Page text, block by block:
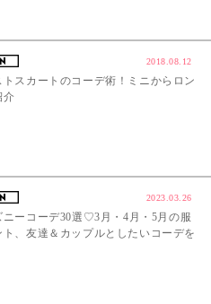
2018.08.12
トスカートのコーデ術！ミニからロン
介
2023.03.26
ニーコーデ30選♡3月・4月・5月の服
ト、友達＆カップルとしたいコーデを